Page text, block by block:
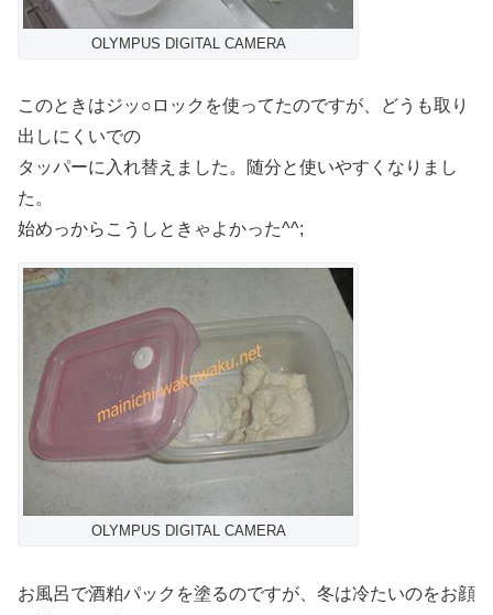
OLYMPUS DIGITAL CAMERA
このときはジッ○ロックを使ってたのですが、どうも取り
出しにくいでの
タッパーに入れ替えました。随分と使いやすくなりまし
た。
始めっからこうしときゃよかった^^;
OLYMPUS DIGITAL CAMERA
お風呂で酒粕パックを塗るのですが、冬は冷たいのをお顔